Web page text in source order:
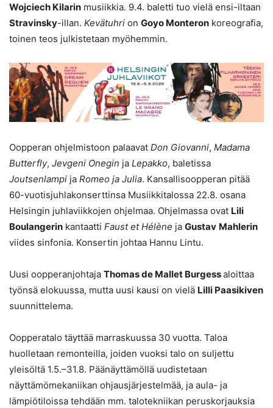
Wojciech Kilarin musiikkia. 9.4. baletti tuo vielä ensi-iltaan
Stravinsky-illan. Kevätuhri on Goyo Monteron koreografia,
toinen teos julkistetaan myöhemmin.
Oopperan ohjelmistoon palaavat Don Giovanni, Madama
Butterfly, Jevgeni Onegin ja Lepakko, baletissa
Joutsenlampi ja Romeo ja Julia. Kansallisoopperan pitää
60-vuotisjuhlakonserttinsa Musiikkitalossa 22.8. osana
Helsingin juhlaviikkojen ohjelmaa. Ohjelmassa ovat Lili
Boulangerin kantaatti Faust et Hélène ja Gustav Mahlerin
viides sinfonia. Konsertin johtaa Hannu Lintu.
Uusi oopperanjohtaja Thomas de Mallet Burgessaloittaa
työnsä elokuussa, mutta uusi kausi on vielä Lilli Paasikiven
suunnittelema.
Oopperatalo täyttää marraskuussa 30 vuotta. Taloa
huolletaan remonteilla, joiden vuoksi talo on suljettu
yleisöltä 1.5.–31.8. Päänäyttämöllä uudistetaan
näyttämömekaniikan ohjausjärjestelmää, ja aula- ja
lämpiötiloissa tehdään mm. talotekniikan peruskorjauksia